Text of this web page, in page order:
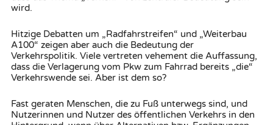
wird.
Hitzige Debatten um „Radfahrstreifen“ und „Weiterbau
A100“ zeigen aber auch die Bedeutung der
Verkehrspolitik. Viele vertreten vehement die Auffassung,
dass die Verlagerung vom Pkw zum Fahrrad bereits „die“
Verkehrswende sei. Aber ist dem so?
Fast geraten Menschen, die zu Fuß unterwegs sind, und
Nutzerinnen und Nutzer des öffentlichen Verkehrs in den